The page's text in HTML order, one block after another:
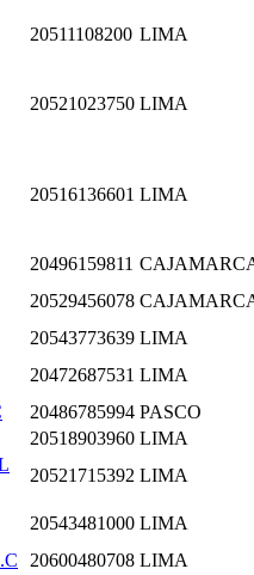
20511108200 LIMA
20521023750 LIMA
20516136601 LIMA
20496159811
20529456078
20543773639 LIMA
20472687531 LIMA
20486785994 PASCO
20518903960 LIMA
20521715392 LIMA
20543481000 LIMA
20600480708 LIMA